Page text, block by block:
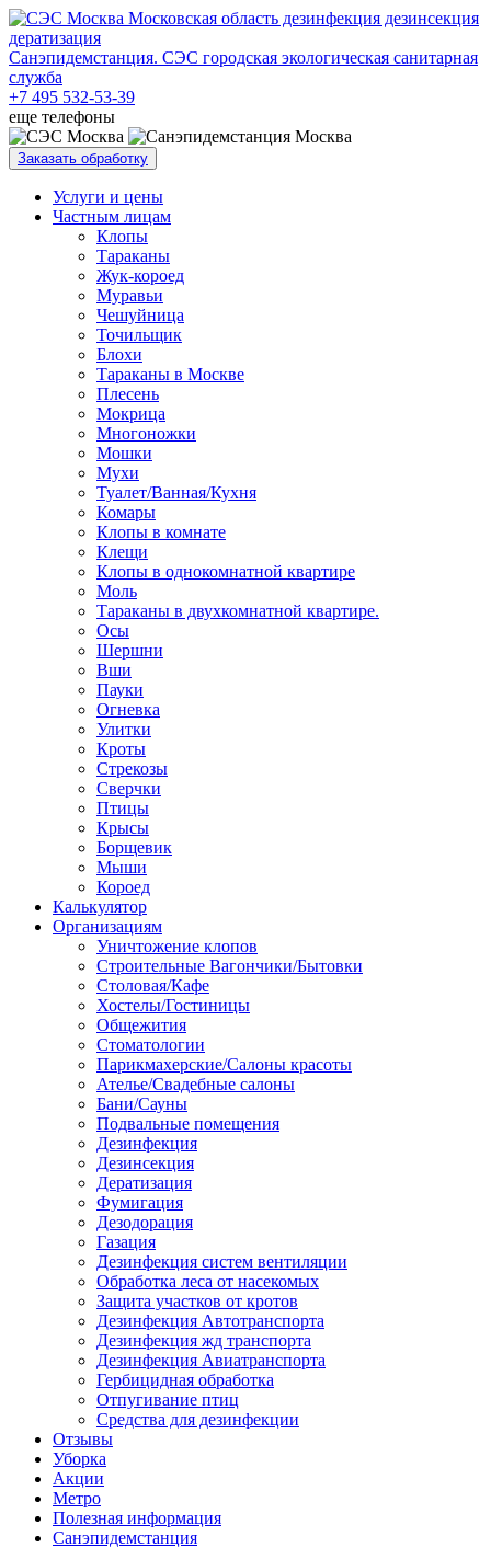
Санэпидемстанция. СЭС городская экологическая санитарная
служба
+7 495 532-53-39
еще телефоны
Заказать обработку
Услуги и цены
Частным лицам
Клопы
Тараканы
Жук-короед
Муравьи
Чешуйница
Точильщик
Блохи
Тараканы в Москве
Плесень
Мокрица
Многоножки
Мошки
Мухи
Туалет/Ванная/Кухня
Комары
Клопы в комнате
Клещи
Клопы в однокомнатной квартире
Моль
Тараканы в двухкомнатной квартире.
Осы
Шершни
Вши
Пауки
Огневка
Улитки
Кроты
Стрекозы
Сверчки
Птицы
Крысы
Борщевик
Мыши
Короед
Калькулятор
Организациям
Уничтожение клопов
Строительные Вагончики/Бытовки
Столовая/Кафе
Хостелы/Гостиницы
Общежития
Стоматологии
Парикмахерские/Салоны красоты
Ателье/Свадебные салоны
Бани/Сауны
Подвальные помещения
Дезинфекция
Дезинсекция
Дератизация
Фумигация
Дезодорация
Газация
Дезинфекция систем вентиляции
Обработка леса от насекомых
Защита участков от кротов
Дезинфекция Автотранспорта
Дезинфекция жд транспорта
Дезинфекция Авиатранспорта
Гербицидная обработка
Отпугивание птиц
Средства для дезинфекции
Отзывы
Уборка
Акции
Метро
Полезная информация
Санэпидемстанция